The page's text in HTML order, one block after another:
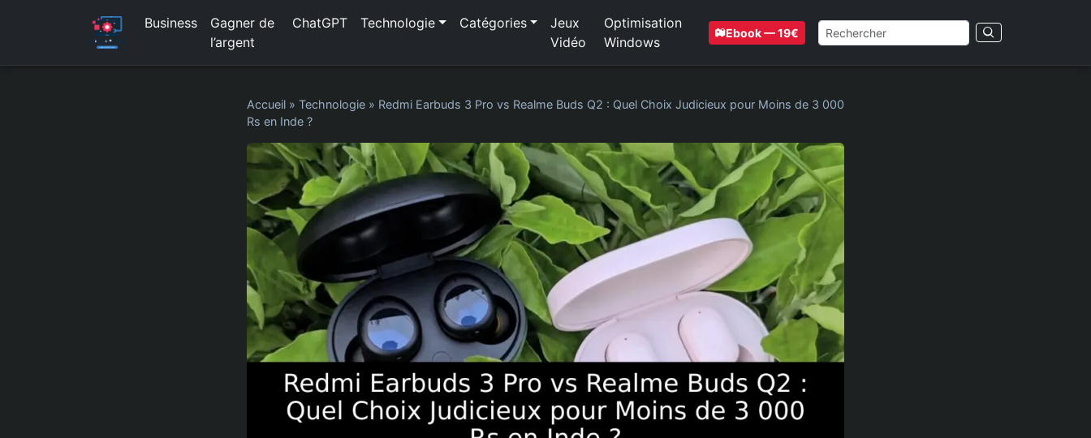
Business
Gagner de
l’argent
ChatGPT Technologie Catégories
Jeux
Vidéo
Optimisation
Windows
Ebook — 19€
Accueil » Technologie » Redmi Earbuds 3 Pro vs Realme Buds Q2 : Quel Choix Judicieux pour Moins de 3 000
Rs en Inde ?